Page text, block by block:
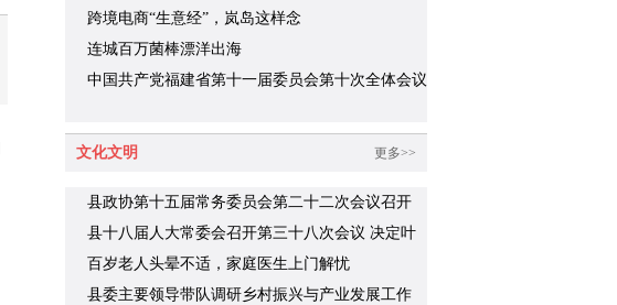
跨境电商“生意经”，岚岛这样念
连城百万菌棒漂洋出海
中国共产党福建省第十一届委员会第十次全体会议
议
更多>>
文化文明
县政协第十五届常务委员会第二十二次会议召开
县十八届人大常委会召开第三十八次会议 决定叶
财旺代理浦城县人民政府县长职务
百岁老人头晕不适，家庭医生上门解忧
县委主要领导带队调研乡村振兴与产业发展工作